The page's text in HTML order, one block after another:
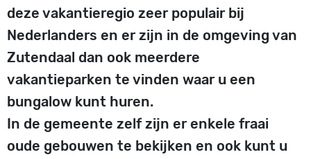
deze vakantieregio zeer populair bij
Nederlanders en er zijn in de omgeving van
Zutendaal dan ook meerdere
vakantieparken te vinden waar u een
bungalow kunt huren.
In de gemeente zelf zijn er enkele fraai
oude gebouwen te bekijken en ook kunt u